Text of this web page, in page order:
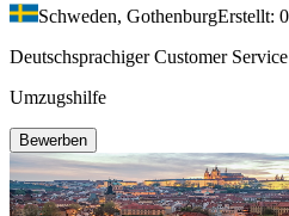
Schweden, GothenburgErstellt:
Deutschsprachiger Customer
Umzugshilfe
Bewerben